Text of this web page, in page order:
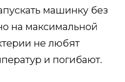
машинку без
на максимальной
не любят
и погибают.